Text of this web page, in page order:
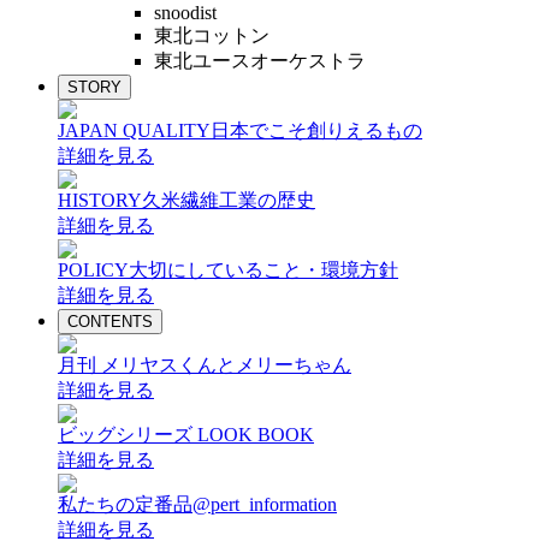
snoodist
東北コットン
東北ユースオーケストラ
STORY
JAPAN QUALITY 日本でこそ創りえるもの
詳細を見る
HISTORY久米繊維工業の歴史
詳細を見る
POLICY大切にしていること・環境方針
詳細を見る
CONTENTS
月刊 メリヤスくんとメリーちゃん
詳細を見る
ビッグシリーズ LOOK BOOK
詳細を見る
私たちの定番品@pert_information
詳細を見る